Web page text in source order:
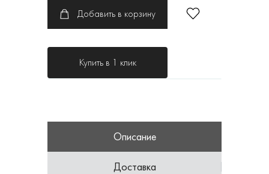
Добавить в корзину
Купить в 1 клик
Описание
Доставка